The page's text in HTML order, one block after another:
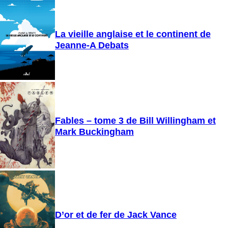
La vieille anglaise et le continent de
Jeanne-A Debats
Fables – tome 3 de Bill Willingham et
Mark Buckingham
D’or et de fer de Jack Vance